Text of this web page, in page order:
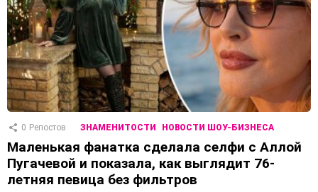
0 Репостов ЗНАМЕНИТОСТИ НОВОСТИ ШОУ-БИЗНЕСА
Маленькая фанатка сделала селфи с Аллой
Пугачевой и показала, как выглядит 76-
летняя певица без фильтров